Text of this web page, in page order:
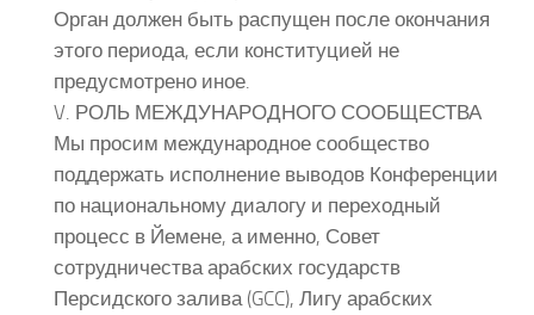
Орган должен быть распущен после окончания
этого периода, если конституцией не
предусмотрено иное.
V. РОЛЬ МЕЖДУНАРОДНОГО СООБЩЕСТВА
Мы просим международное сообщество
поддержать исполнение выводов Конференции
по национальному диалогу и переходный
процесс в Йемене, а именно, Совет
сотрудничества арабских государств
Персидского залива (GCC), Лигу арабских